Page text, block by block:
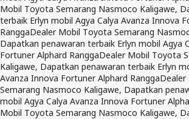
Mobil Toyota Semarang Nasmoco Kaligawe,
terbaik Erlyn mobil Agya Calya Avanza Innova
RanggaDealer Mobil Toyota Semarang
Dapatkan penawaran terbaik Erlyn mobil Agya
Fortuner Alphard RanggaDealer Mobil Toyota
Kaligawe, Dapatkan penawaran terbaik Erlyn
Avanza Innova Fortuner Alphard Rangga
Semarang Nasmoco Kaligawe, Dapatkan
mobil Agya Calya Avanza Innova Fortuner
Mobil Toyota Semarang Nasmoco Kaligawe,